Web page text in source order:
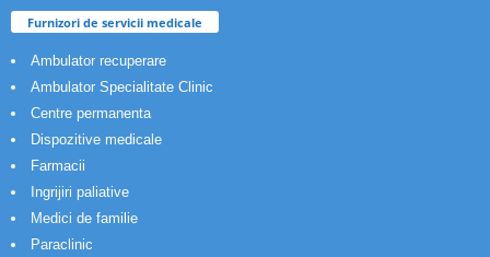
Furnizori de servicii medicale
Ambulator recuperare
Ambulator Specialitate Clinic
Centre permanenta
Dispozitive medicale
Farmacii
Ingrijiri paliative
Medici de familie
Paraclinic